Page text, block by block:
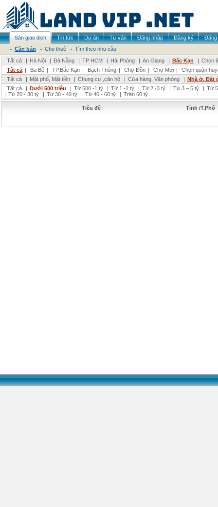
Sàn giao dịch Tin tức Dự án Tư vấn Đăng nhập Đăng ký
Đăng
Cần bán
Cho thuê
Tìm theo nhu cầu
Tất cả
| Hà Nội | Đà Nẵng | TP HCM | Hải Phòng | An Giang | Bắc Kạn | Chọn
Tất cả | Ba Bể | TP.Bắc Kạn | Bạch Thông | Chợ Đồn | Chợ Mới |
Chọn quận
Tất cả
| Mặt phố, Mặt tiền | Chung cư ,căn hộ | Cửa hàng, Văn phòng | Nhà ở, Đất
Tất cả
| Dưới 500 triệu | Từ 500 -1 tỷ | Từ 1 -2 tỷ | Từ 2 -3 tỷ | Từ 3 – 5 tỷ | Từ
| Từ 20 - 30 tỷ | Từ 30 - 40 tỷ | Từ 40 - 60 tỷ | Trên 60 tỷ
Tiêu đề Tỉnh /T.Phố